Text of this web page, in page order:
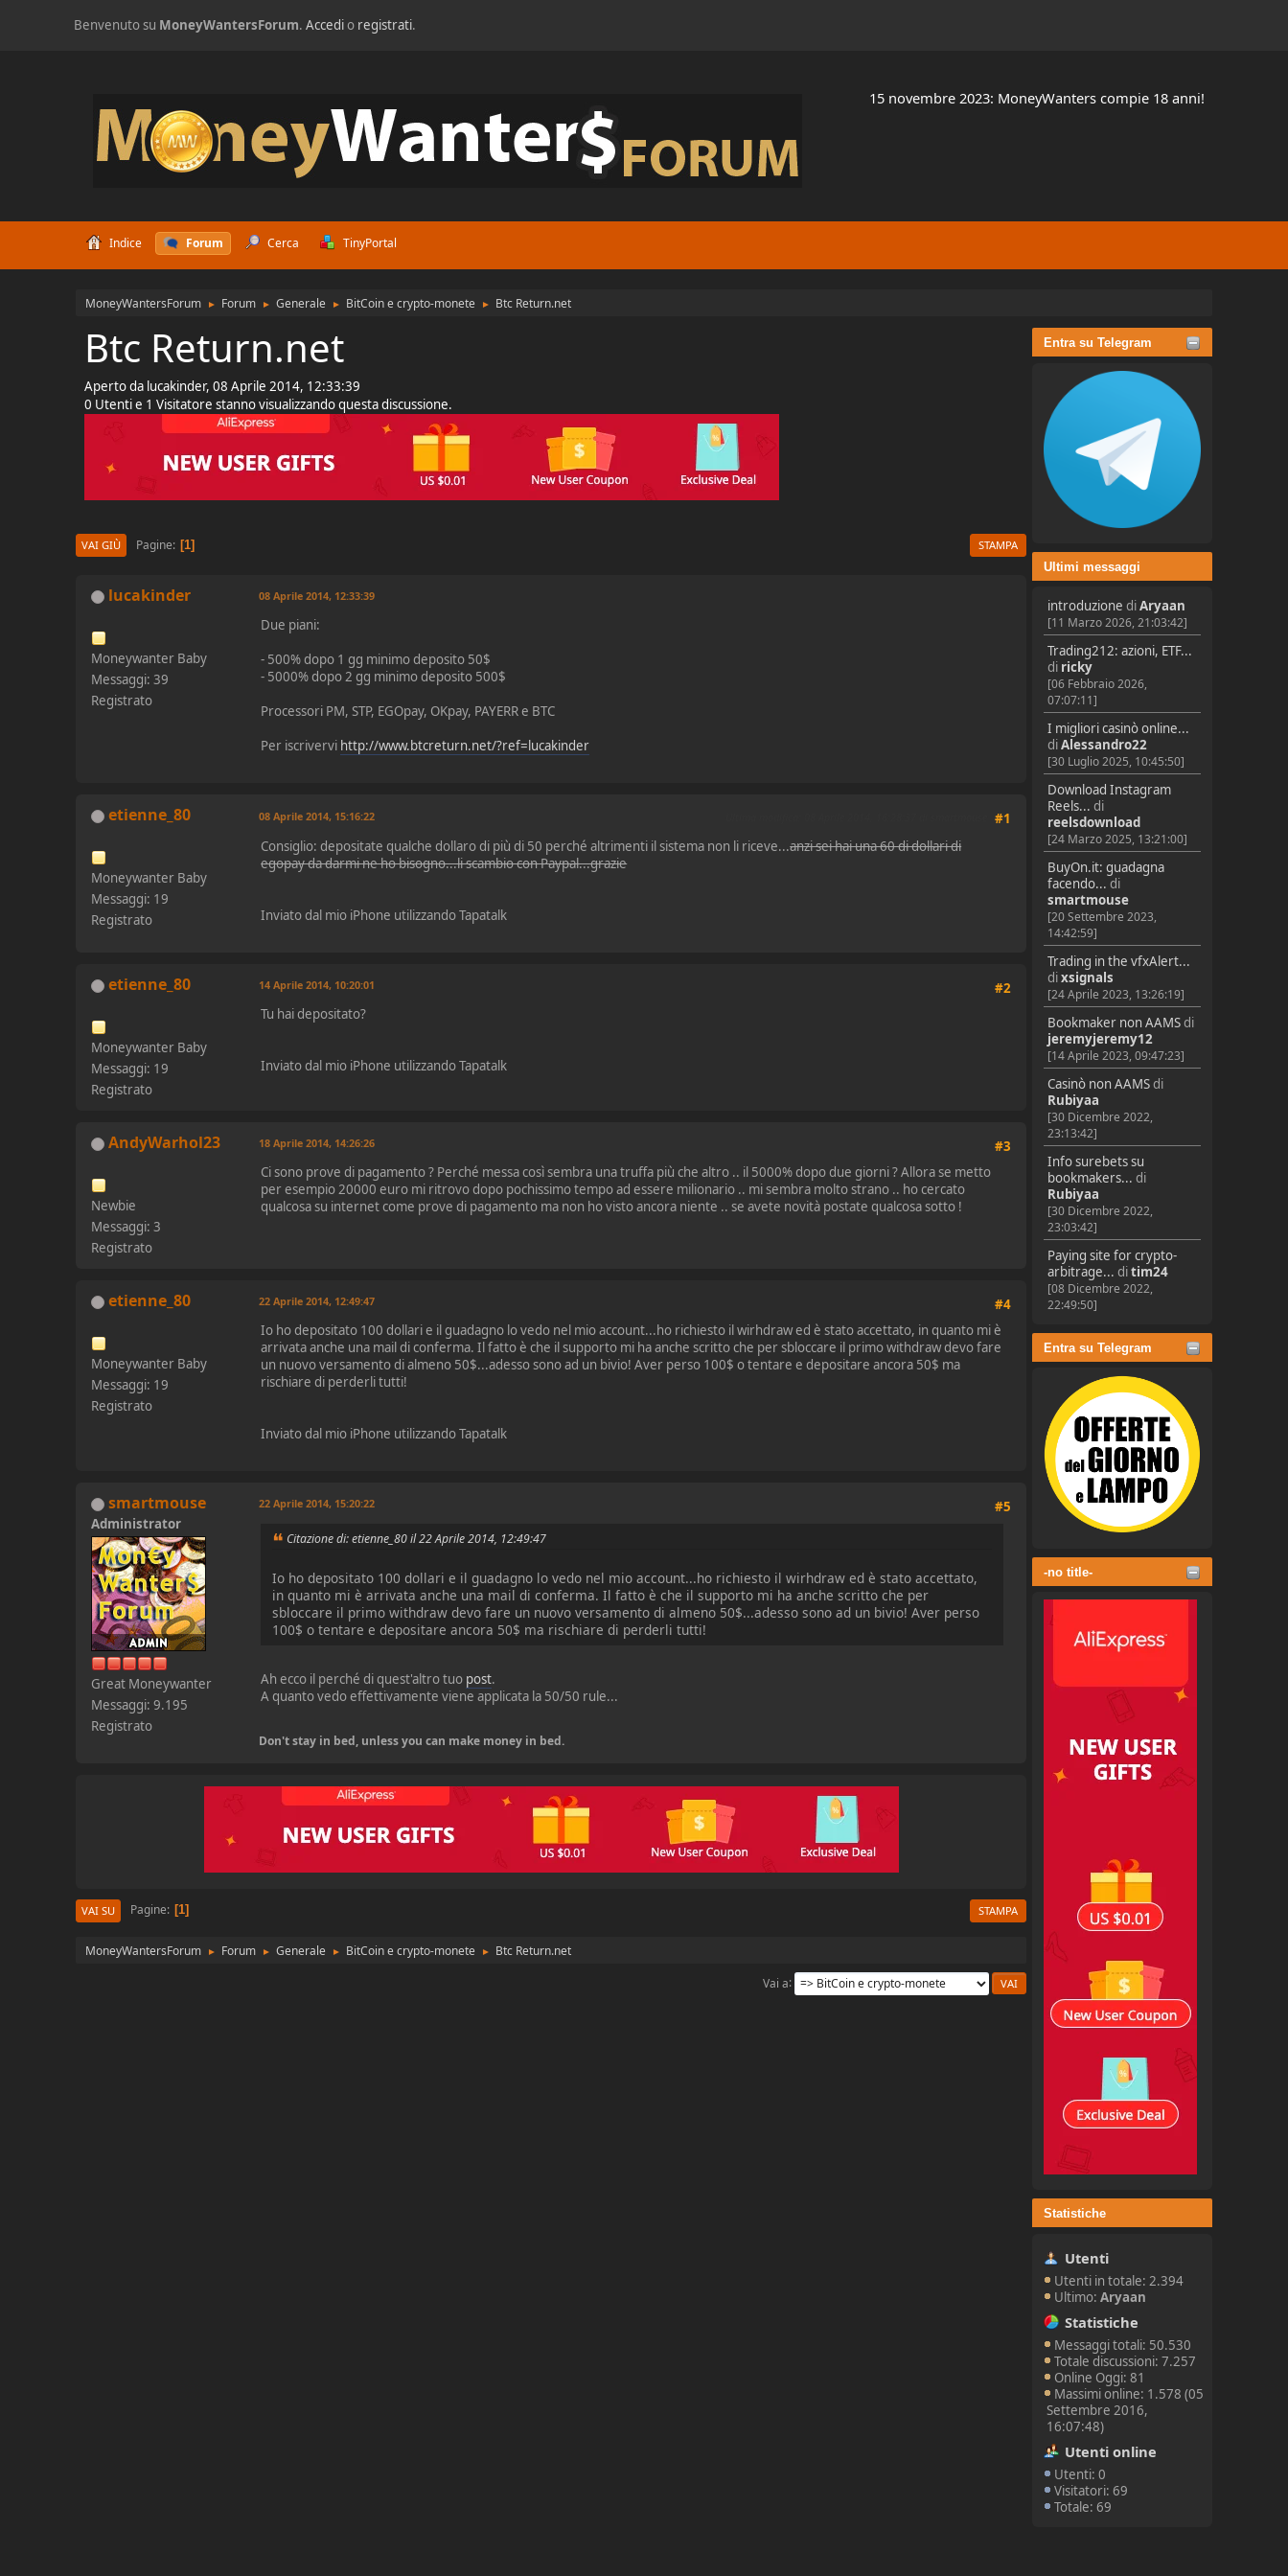
Benvenuto su MoneyWantersForum.Accedio registrati.
15 novembre 2023: MoneyWanters compie 18 anni!
Indice Forum Cerca TinyPortal
MoneyWantersForum ► Forum ► Generale ► BitCoin e crypto-monete ► Btc Return.net
Entra su Telegram
Ultimi messaggi
introduzione diAryaan
[11 Marzo 2026, 21:03:42]
Trading212: azioni, ETF...
di ricky
[06 Febbraio 2026,
07:07:11]
I migliori casinò online...
diAlessandro22
[30 Luglio 2025, 10:45:50]
Download Instagram
Reels... di
reelsdownload
[24 Marzo 2025, 13:21:00]
BuyOn.it: guadagna
facendo... di
smartmouse
[20 Settembre 2023,
14:42:59]
Trading in the vfxAlert...
dixsignals
[24 Aprile 2023, 13:26:19]
Bookmaker non AAMSdi
jeremyjeremy12
[14 Aprile 2023, 09:47:23]
Casinò non AAMSdi
Rubiyaa
[30 Dicembre 2022,
23:13:42]
Info surebets su
bookmakers... di
Rubiyaa
[30 Dicembre 2022,
23:03:42]
Paying site for crypto-
arbitrage... ditim24
[08 Dicembre 2022,
22:49:50]
Entra su Telegram
-no title-
Statistiche
Utenti
Utenti in totale: 2.394
Ultimo:Aryaan
Statistiche
Messaggi totali: 50.530
Totale discussioni: 7.257
Online Oggi: 81
Massimi online: 1.578 (05
Settembre 2016,
16:07:48)
Utenti online
Utenti: 0
Visitatori: 69
Totale: 69
Btc Return.net
Aperto da lucakinder, 08 Aprile 2014, 12:33:39
0 Utenti e 1 Visitatore stanno visualizzando questa discussione.
STAMPA
VAI GIÙ Pagine 1
lucakinder
Moneywanter Baby
Messaggi: 39
Registrato
08 Aprile 2014, 12:33:39
Due piani:
- 500% dopo 1 gg minimo deposito 50$
- 5000% dopo 2 gg minimo deposito 500$
Processori PM, STP, EGOpay, OKpay, PAYERR e BTC
Per iscrivervi http://www.btcreturn.net/?ref=lucakinder
etienne_80
Moneywanter Baby
Messaggi: 19
Registrato
#1
08 Aprile 2014, 15:16:22
Consiglio: depositate qualche dollaro di più di 50 perché altrimenti il sistema non li riceve...anzi sei hai una 60 di dollari di
egopay da darmi ne ho bisogno...li scambio con Paypal...grazie
Inviato dal mio iPhone utilizzando Tapatalk
etienne_80
Moneywanter Baby
Messaggi: 19
Registrato
#2
14 Aprile 2014, 10:20:01
Tu hai depositato?
Inviato dal mio iPhone utilizzando Tapatalk
AndyWarhol23
Newbie
Messaggi: 3
Registrato
#3
18 Aprile 2014, 14:26:26
Ci sono prove di pagamento ? Perché messa così sembra una truffa più che altro .. il 5000% dopo due giorni ? Allora se metto
per esempio 20000 euro mi ritrovo dopo pochissimo tempo ad essere milionario .. mi sembra molto strano .. ho cercato
qualcosa su internet come prove di pagamento ma non ho visto ancora niente .. se avete novità postate qualcosa sotto !
etienne_80
Moneywanter Baby
Messaggi: 19
Registrato
#4
22 Aprile 2014, 12:49:47
Io ho depositato 100 dollari e il guadagno lo vedo nel mio account...ho richiesto il wirhdraw ed è stato accettato, in quanto mi è
arrivata anche una mail di conferma. Il fatto è che il supporto mi ha anche scritto che per sbloccare il primo withdraw devo fare
un nuovo versamento di almeno 50$...adesso sono ad un bivio! Aver perso 100$ o tentare e depositare ancora 50$ ma
rischiare di perderli tutti!
Inviato dal mio iPhone utilizzando Tapatalk
smartmouse
Administrator
Great Moneywanter
Messaggi: 9.195
Registrato
#5
22 Aprile 2014, 15:20:22
Citazione di: etienne_80 il 22 Aprile 2014, 12:49:47
Io ho depositato 100 dollari e il guadagno lo vedo nel mio account...ho richiesto il wirhdraw ed è stato accettato,
in quanto mi è arrivata anche una mail di conferma. Il fatto è che il supporto mi ha anche scritto che per
sbloccare il primo withdraw devo fare un nuovo versamento di almeno 50$...adesso sono ad un bivio! Aver perso
100$ o tentare e depositare ancora 50$ ma rischiare di perderli tutti!
Ah ecco il perché di quest'altro tuo post.
A quanto vedo effettivamente viene applicata la 50/50 rule...
Don't stay in bed, unless you can make money in bed.
STAMPA
VAI SU Pagine 1
MoneyWantersForum ► Forum ► Generale ► BitCoin e crypto-monete ►
Btc Return.net
Vai a